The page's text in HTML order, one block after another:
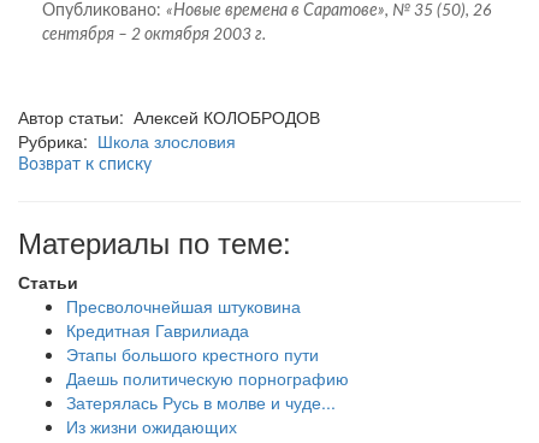
Опубликовано: «Новые времена в Саратове», № 35 (50), 26
сентября – 2 октября 2003 г.
Автор статьи: Алексей КОЛОБРОДОВ
Рубрика: Школа злословия
Возврат к списку
Материалы по теме:
Статьи
Пресволочнейшая штуковина
Кредитная Гаврилиада
Этапы большого крестного пути
Даешь политическую порнографию
Затерялась Русь в молве и чуде...
Из жизни ожидающих